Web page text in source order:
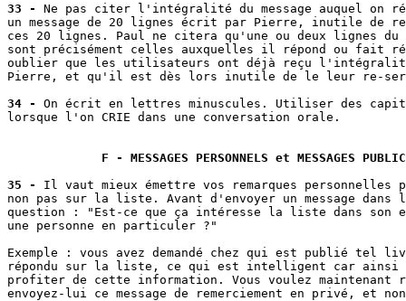
33 -
Ne pas citer l'intégralité du message auquel on
un message de 20 lignes écrit par Pierre, inutile de
ces 20 lignes. Paul ne citera qu'une ou deux lignes du
sont précisément celles auxquelles il répond ou fait
oublier que les utilisateurs ont déjà reçu l'intégralité
Pierre, et qu'il est dès lors inutile de le leur re-
34 -
On écrit en lettres minuscules. Utiliser des
lorsque l'on CRIE dans une conversation orale.
F - MESSAGES PERSONNELS et MESSAGES
35 -
Il vaut mieux émettre vos remarques
non pas sur la liste. Avant d'envoyer un message
question : "Est-ce que ça intéresse la liste dans son
une personne en particuler ?"
Exemple : vous avez demandé chez qui est publié tel
répondu sur la liste, ce qui est intelligent car ainsi
profiter de cette information. Vous voulez maintenant
envoyez-lui ce message de remerciement en privé, et